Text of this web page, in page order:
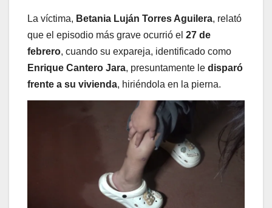
La víctima, Betania Luján Torres Aguilera, relató
que el episodio más grave ocurrió el 27 de
febrero, cuando su expareja, identificado como
Enrique Cantero Jara, presuntamente le disparó
frente a su vivienda, hiriéndola en la pierna.